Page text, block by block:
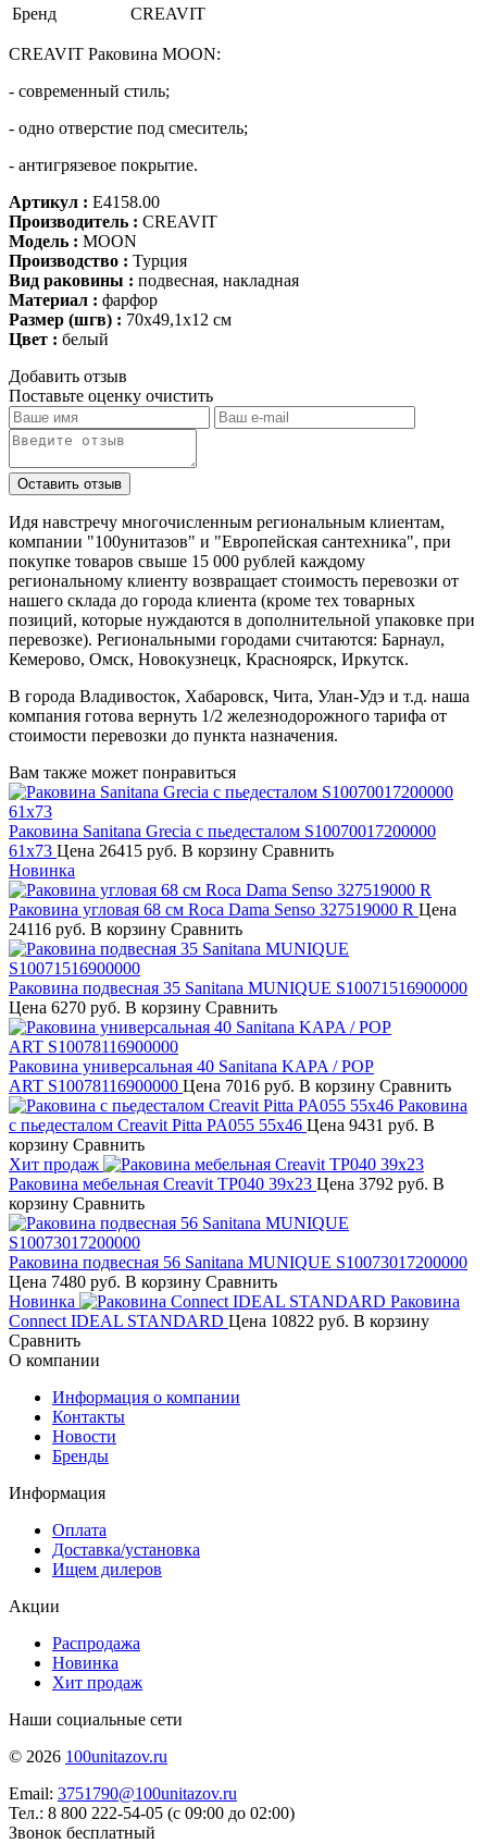
Бренд
CREAVIT
CREAVIT Раковина MOON:
- современный стиль;
- одно отверстие под смеситель;
- антигрязевое покрытие.
Артикул : E4158.00
Производитель : CREAVIT
Модель : MOON
Производство : Турция
Вид раковины : подвесная, накладная
Материал : фарфор
Размер (шгв) : 70х49,1х12 см
Цвет : белый
Добавить отзыв
Поставьте оценку очистить
Идя навстречу многочисленным региональным клиентам,
компании "100унитазов" и "Европейская сантехника", при
покупке товаров свыше 15 000 рублей каждому
региональному клиенту возвращает стоимость перевозки от
нашего склада до города клиента (кроме тех товарных
позиций, которые нуждаются в дополнительной упаковке при
перевозке). Региональными городами считаются: Барнаул,
Кемерово, Омск, Новокузнецк, Красноярск, Иркутск.
В города Владивосток, Хабаровск, Чита, Улан-Удэ и т.д. наша
компания готова вернуть 1/2 железнодорожного тарифа от
стоимости перевозки до пункта назначения.
Вам также может понравиться
Раковина Sanitana Grecia с пьедесталом S10070017200000
61х73 Цена 26415 руб. В корзину Сравнить
Новинка
Раковина угловая 68 см Roca Dama Senso 327519000 R Цена
24116 руб. В корзину Сравнить
Раковина подвесная 35 Sanitana MUNIQUE S10071516900000
Цена 6270 руб. В корзину Сравнить
Раковина универсальная 40 Sanitana KAPA / POP
ART S10078116900000 Цена 7016 руб. В корзину Сравнить
Раковина
с пьедесталом Creavit Pitta PA055 55х46 Цена 9431 руб. В
корзину Сравнить
Хит продаж
Раковина мебельная Creavit TP040 39х23 Цена 3792 руб. В
корзину Сравнить
Раковина подвесная 56 Sanitana MUNIQUE S10073017200000
Цена 7480 руб. В корзину Сравнить
Новинка
Раковина
Connect IDEAL STANDARD Цена 10822 руб. В корзину
Сравнить
О компании
Информация о компании
Контакты
Новости
Бренды
Информация
Оплата
Доставка/установка
Ищем дилеров
Акции
Распродажа
Новинка
Хит продаж
Наши социальные сети
© 2026 100unitazov.ru
Email: 3751790@100unitazov.ru
Тел.: 8 800 222-54-05 (с 09:00 до 02:00)
Звонок бесплатный